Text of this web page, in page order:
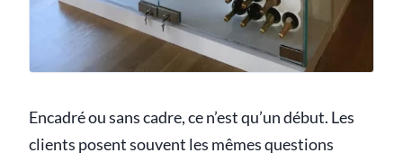
Encadré ou sans cadre, ce n’est qu’un début. Les
clients posent souvent les mêmes questions